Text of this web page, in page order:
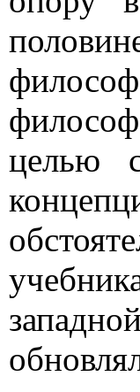
целью